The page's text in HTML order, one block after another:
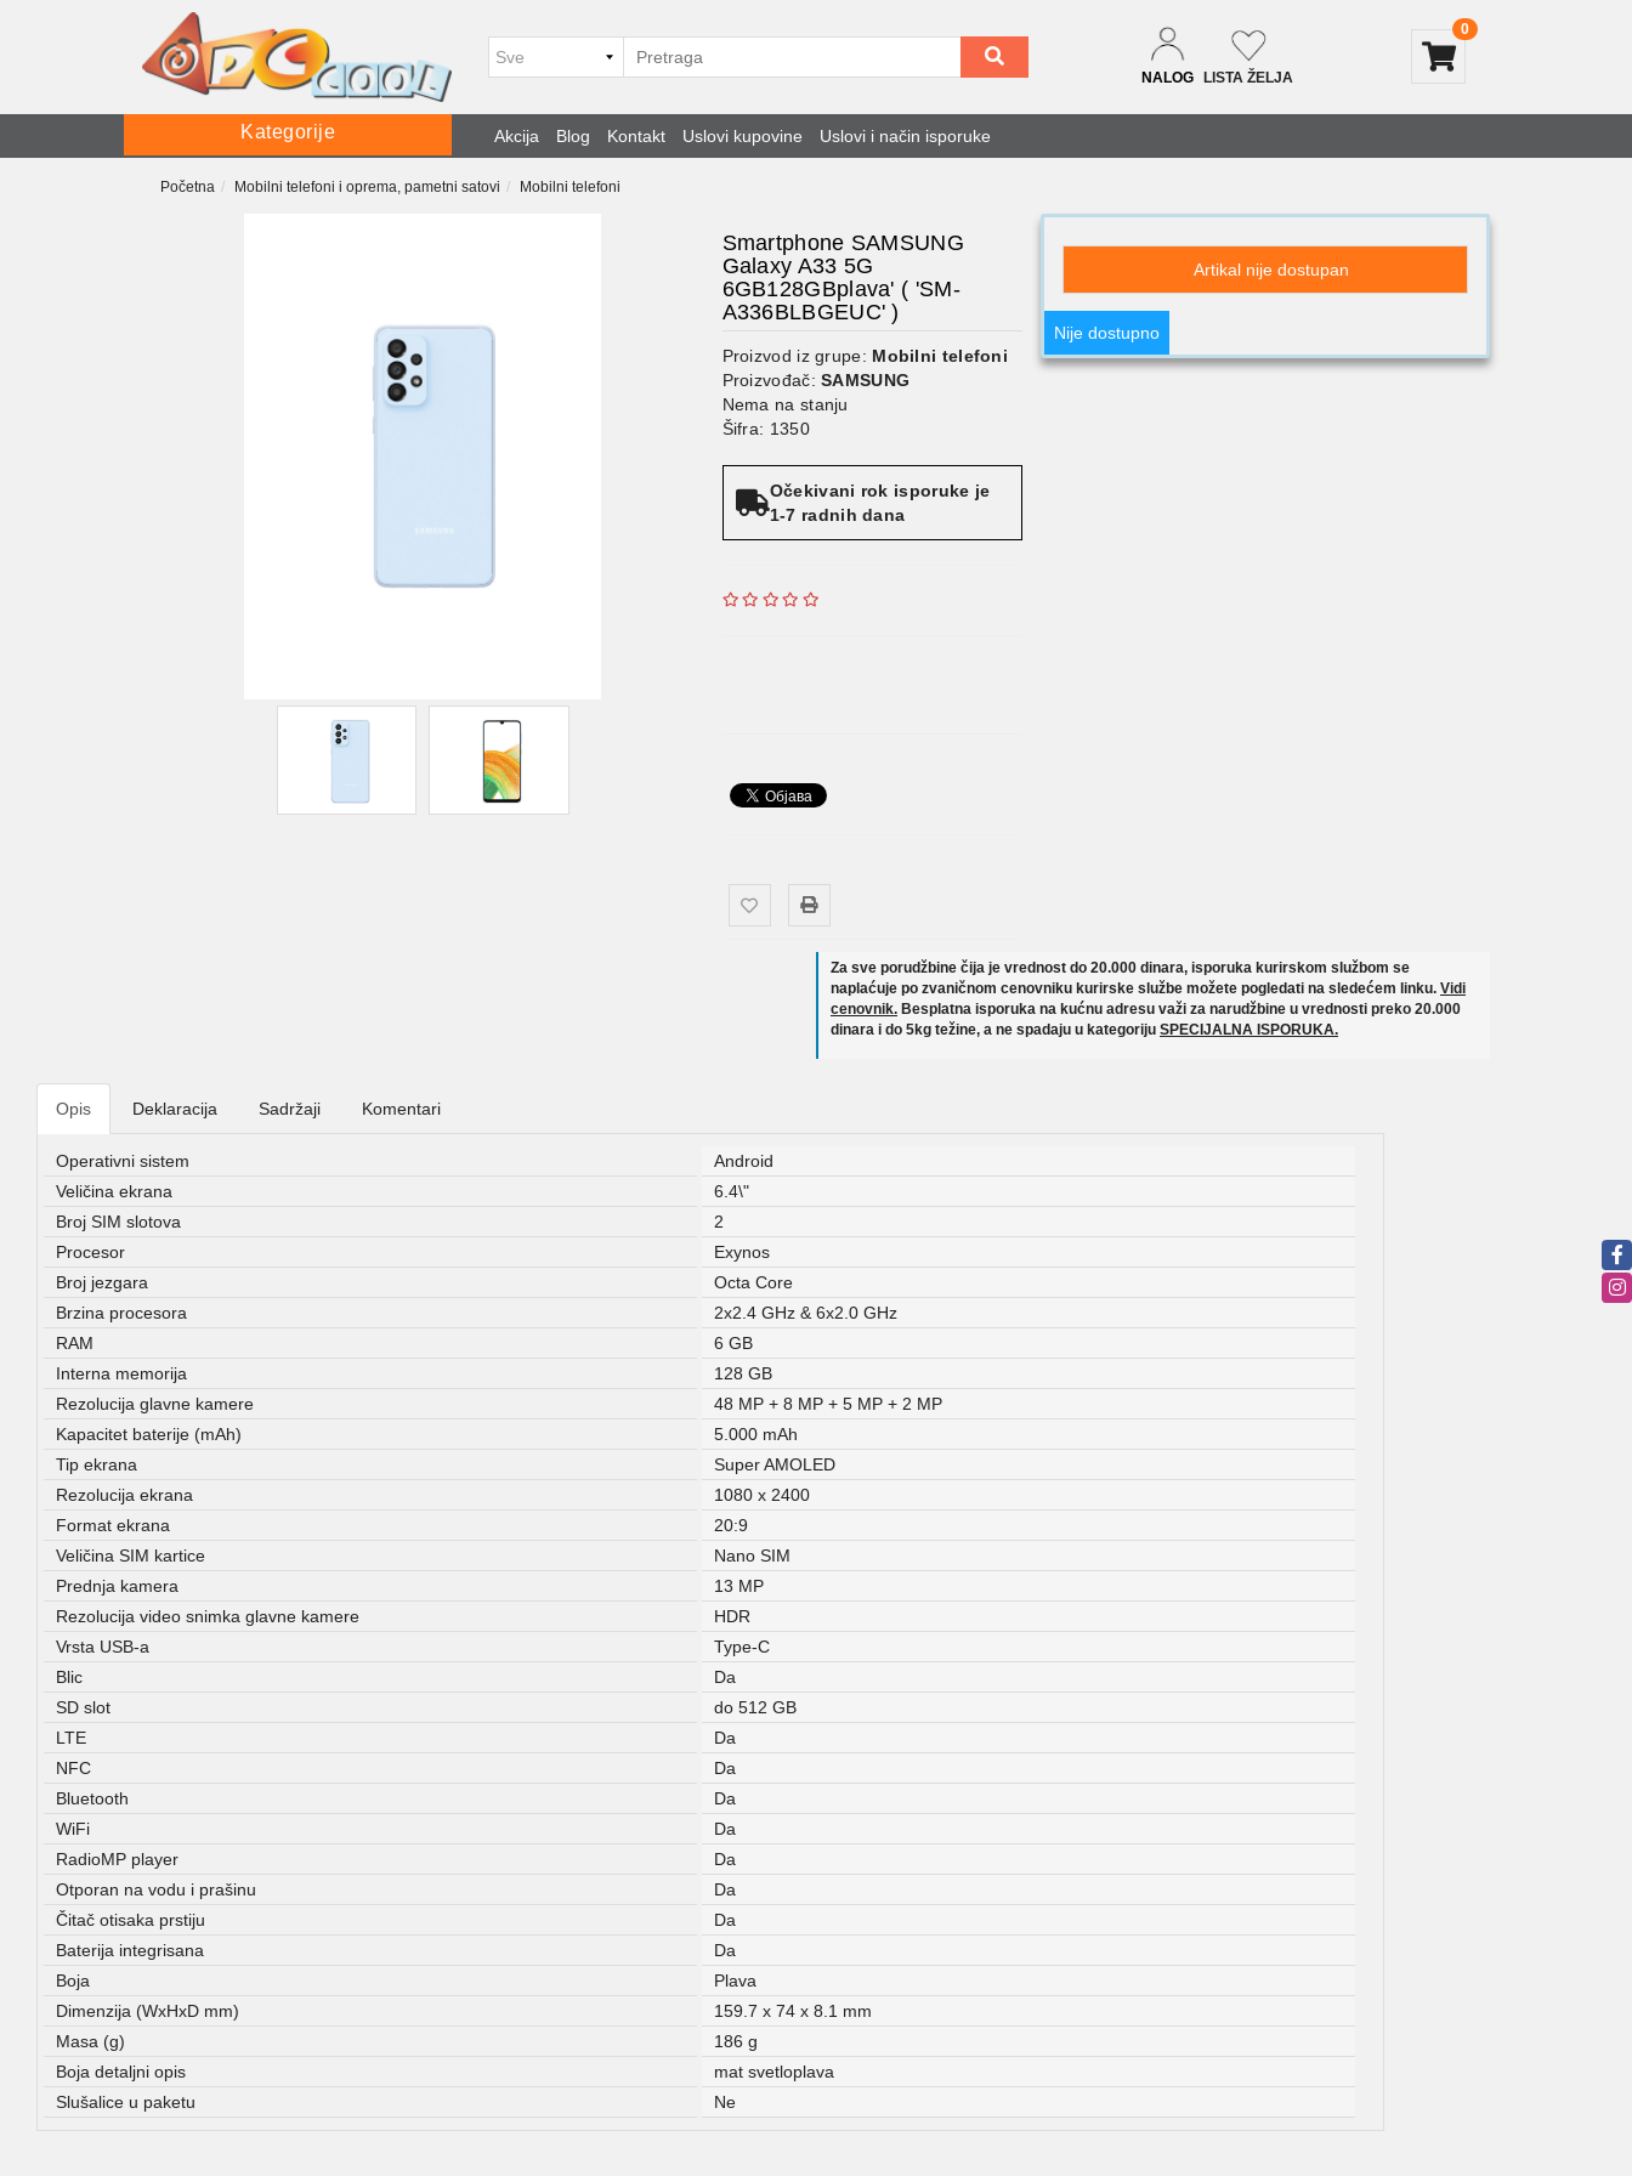
NALOG LISTA ŽELJA
0
Kategorije Akcija Blog Kontakt Uslovi kupovine Uslovi i način isporuke
Početna Mobilni telefoni i oprema, pametni satovi Mobilni telefoni
Smartphone SAMSUNG
Galaxy A33 5G
6GB128GBplava' ( 'SM-
A336BLBGEUC' )
Proizvod iz grupe: Mobilni telefoni
Proizvođač:SAMSUNG
Nema na stanju
Šifra: 1350
Očekivani rok isporuke je
1-7 radnih dana
Artikal nije dostupan
Nije dostupno
Za sve porudžbine čija je vrednost do 20.000 dinara, isporuka kurirskom službom se
naplaćuje po zvaničnom cenovniku kurirske službe možete pogledati na sledećem linku. Vidi
cenovnik. Besplatna isporuka na kućnu adresu važi za narudžbine u vrednosti preko 20.000
dinara i do 5kg težine, a ne spadaju u kategoriju SPECIJALNA ISPORUKA.
Opis Deklaracija Sadržaji Komentari
Operativni sistem
Android
Veličina ekrana
6.4\"
Broj SIM slotova
2
Procesor
Exynos
Broj jezgara
Octa Core
Brzina procesora
2x2.4 GHz & 6x2.0 GHz
RAM
6 GB
Interna memorija
128 GB
Rezolucija glavne kamere
48 MP + 8 MP + 5 MP + 2 MP
Kapacitet baterije (mAh)
5.000 mAh
Tip ekrana
Super AMOLED
Rezolucija ekrana
1080 x 2400
Format ekrana
20:9
Veličina SIM kartice
Nano SIM
Prednja kamera
13 MP
Rezolucija video snimka glavne kamere
HDR
Vrsta USB-a
Type-C
Blic
Da
SD slot
do 512 GB
LTE
Da
NFC
Da
Bluetooth
Da
WiFi
Da
RadioMP player
Da
Otporan na vodu i prašinu
Da
Čitač otisaka prstiju
Da
Baterija integrisana
Da
Boja
Plava
Dimenzija (WxHxD mm)
159.7 x 74 x 8.1 mm
Masa (g)
186 g
Boja detaljni opis
mat svetloplava
Slušalice u paketu
Ne